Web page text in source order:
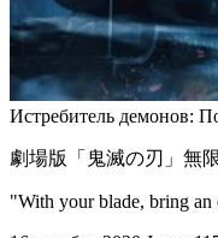
Истребитель демонов:
劇場版「鬼滅の刃」無
"With your blade, bring an